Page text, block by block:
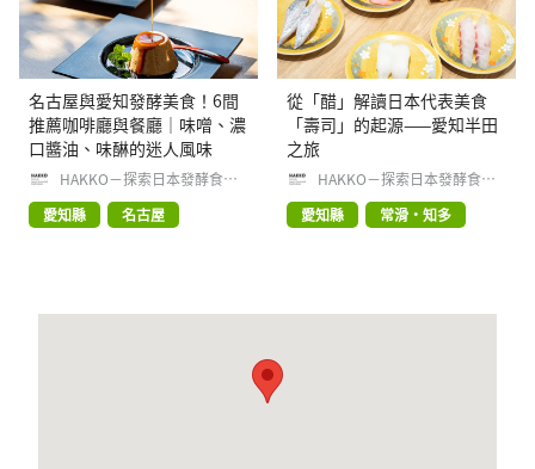
名古屋與愛知發酵美食！6間
推薦咖啡廳與餐廳｜味噌、濃
口醬油、味醂的迷人風味
HAKKO－探索日本發酵食品
愛知縣
名古屋
從「醋」解讀日本代表美食
「壽司」的起源——愛知半田
之旅
HAKKO－探索日本發酵食品
愛知縣
常滑・知多